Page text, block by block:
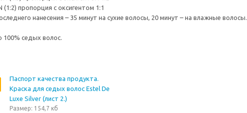
пропорция с оксигентом 1:1
нанесения – 35 минут на сухие волосы, 20 минут – на влажные волосы.
100% седых волос.
Паспорт качества продукта.
Краска для седых волос Estel De
Luxe Silver (лист 2.)
Размер: 154,7 кб